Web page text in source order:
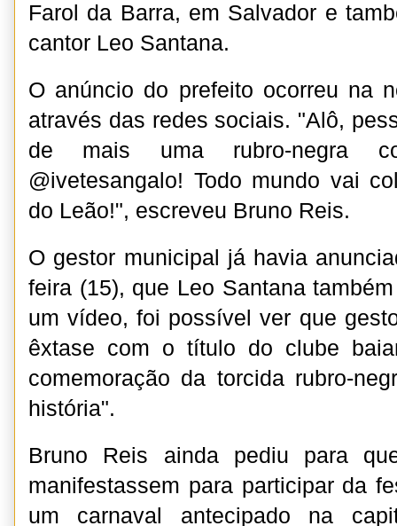
Farol da Barra, em Salvador e
cantor Leo Santana.
O anúncio do prefeito ocorreu na
através das redes sociais. "Alô,
de mais uma rubro-negra
@ivetesangalo! Todo mundo vai
do Leão!", escreveu Bruno Reis.
O gestor municipal já havia
feira (15), que Leo Santana
um vídeo, foi possível ver que
êxtase com o título do clube
comemoração da torcida rubro-
história".
Bruno Reis ainda pediu para
manifestassem para participar da
um carnaval antecipado na